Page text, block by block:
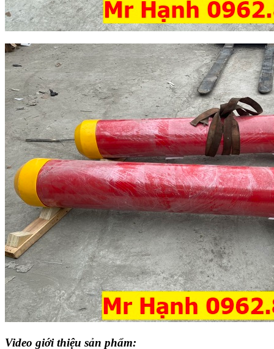
Video giới thiệu sản phẩm: